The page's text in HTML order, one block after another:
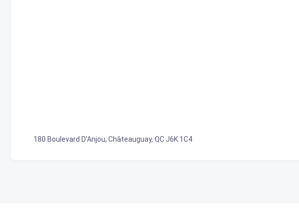
180 Boulevard D'Anjou, Châteauguay, QC J6K 1C4